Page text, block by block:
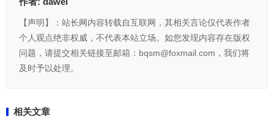
【声明】：站长网内容转载自互联网，其相关言论仅代表作者
个人观点绝非权威，不代表本站立场。如您发现内容存在版权
问题，请提交相关链接至邮箱：bqsm@foxmail.com，我们将
及时予以处理。
相关文章